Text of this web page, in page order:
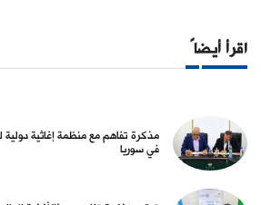
اقرأ أيضاً
مذكرة تفاهم مع منظمة إغاثية دولية
في سوريا